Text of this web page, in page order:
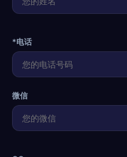
*电话
微信